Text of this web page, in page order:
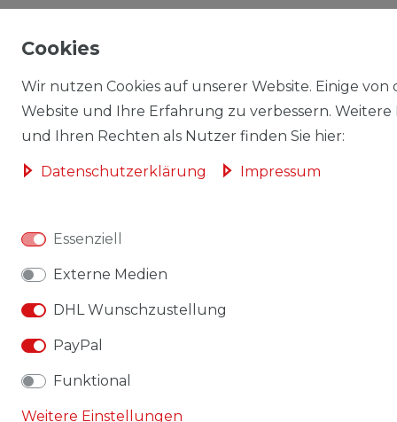
Cookies
Wir nutzen Cookies auf unserer Website. Einige
Website und Ihre Erfahrung zu verbessern.
und Ihren Rechten als Nutzer finden Sie hier:
Daten­schutz­erklärung Impressum
Essenziell
Externe Medien
DHL Wunschzustellung
PayPal
Funktional
Weitere Einstellungen